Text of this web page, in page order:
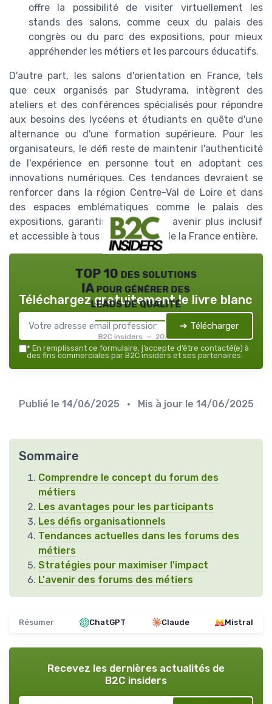
offre la possibilité de visiter virtuellement les
stands des salons, comme ceux du palais des
congrès ou du parc des expositions, pour mieux
appréhender les métiers et les parcours éducatifs.
D'autre part, les salons d'orientation en France, tels
que ceux organisés par Studyrama, intègrent des
ateliers et des conférences spécialisés pour répondre
aux besoins des lycéens et étudiants en quête d'une
alternance ou d'une formation supérieure. Pour les
organisateurs, le défi reste de maintenir l'authenticité
de l'expérience en personne tout en adoptant ces
innovations numériques. Ces tendances devraient se
renforcer dans la région Centre-Val de Loire et dans
des espaces emblématiques comme le palais des
expositions, garantissant ainsi un avenir plus inclusif
et accessible à tous les étudiants de la France entière.
TOP 10 des solutions
IA pour générer des
leads de qualité
B2C insiders — 2026
Téléchargez gratuitement le livre blanc
➔ Télécharger
* En remplissant ce formulaire, j’accepte d’être contacté(e) à
des fins commerciales par B2C insiders et ses partenaires.
Publié le 14/06/2025 • Mis à jour le 14/06/2025
Sommaire
Comprendre le concept du forum des
métiers
Les avantages pour les participants
Les défis organisationnels
Tendances actuelles dans les forums des
métiers
Stratégies pour maximiser l'impact
L'avenir des forums des métiers
Résumer ChatGPT Claude Mistral
Recevez les dernières actualités de
B2C insiders